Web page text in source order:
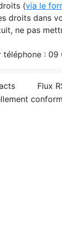
(via le
droits dans
ne pas
téléphone :
Flux